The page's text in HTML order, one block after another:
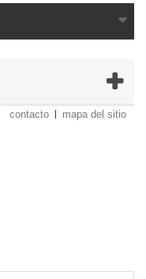
contacto mapa del sitio